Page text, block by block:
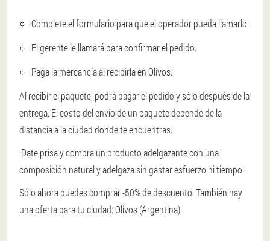
Complete el formulario para que el operador pueda llamarlo.
El gerente le llamará para confirmar el pedido.
Paga la mercancía al recibirla en Olivos.
Al recibir el paquete, podrá pagar el pedido y sólo después de la
entrega. El costo del envío de un paquete depende de la
distancia a la ciudad donde te encuentras.
¡Date prisa y compra un producto adelgazante con una
composición natural y adelgaza sin gastar esfuerzo ni tiempo!
Sólo ahora puedes comprar -50% de descuento. También hay
una oferta para tu ciudad: Olivos (Argentina).